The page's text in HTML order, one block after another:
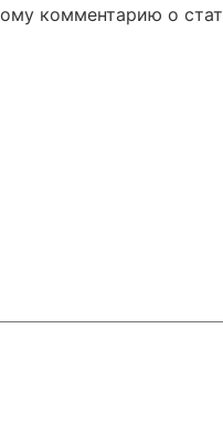
комментарию о